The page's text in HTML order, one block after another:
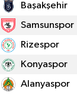
Başakşehir
Samsunspor
Rizespor
Konyaspor
Alanyaspor